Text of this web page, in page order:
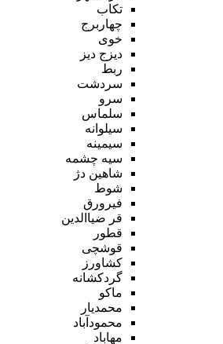
تکاب
چهاربرج
خوی
دیزج دیز
ربط
سردشت
سرو
سلماس
سیلوانه
سیمینه
سیه چشمه
شاهین دژ
شوط
فیرورق
قر ضیاالدین
قطور
قوشچی
کشاورز
گردکشانه
ماکو
محمدیار
محمودآباد
مهاباد